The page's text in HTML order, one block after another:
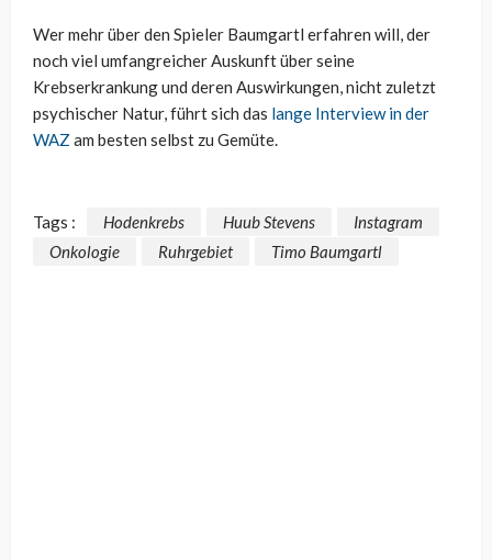
Wer mehr über den Spieler Baumgartl erfahren will, der
noch viel umfangreicher Auskunft über seine
Krebserkrankung und deren Auswirkungen, nicht zuletzt
psychischer Natur, führt sich das lange Interview in der
WAZ am besten selbst zu Gemüte.
Tags : Hodenkrebs Huub Stevens
Instagram
Onkologie
Ruhrgebiet Timo Baumgartl